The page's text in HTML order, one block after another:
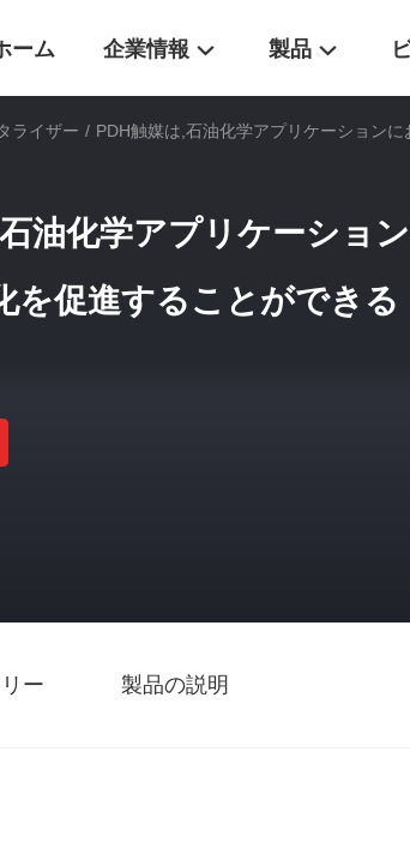
ーム 企業情報 製品
ライザー / PDH触媒は,石油化学アプリケーション
油化学アプリケーショ
を促進することができる
ー 製品の説明